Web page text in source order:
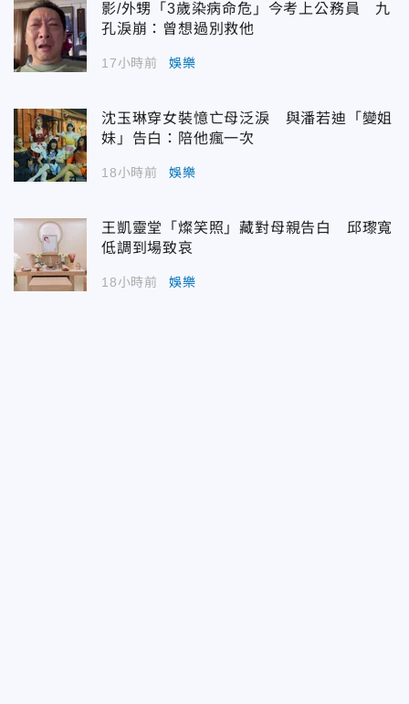
影/外甥「3歲染病命危」今考上公務員 九
孔淚崩：曾想過別救他
17小時前 娛樂
沈玉琳穿女裝憶亡母泛淚 與潘若迪「變姐
妹」告白：陪他瘋一次
18小時前 娛樂
王凱靈堂「燦笑照」藏對母親告白 邱瓈寬
低調到場致哀
18小時前 娛樂